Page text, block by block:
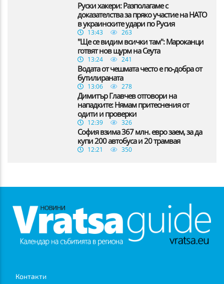
Руски хакери: Разполагаме с
доказателства за пряко участие на НАТО
в украинските удари по Русия
13:43 263
"Ще се видим всички там": Мароканци
готвят нов щурм на Сеута
13:24 241
Водата от чешмата често е по-добра от
бутилираната
13:06 278
Димитър Главчев отговори на
нападките: Нямам притеснения от
одити и проверки
12:39 326
София взима 367 млн. евро заем, за да
купи 200 автобуса и 20 трамвая
12:21 350
Контакти